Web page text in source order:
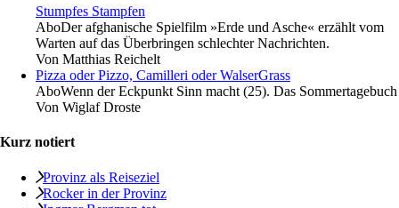
Stumpfes Stampfen
AboDer afghanische Spielfilm »Erde und Asche« erzählt vom
Warten auf das Überbringen schlechter Nachrichten.
Von Matthias Reichelt
Pizza oder Pizzo, Camilleri oder WalserGrass
AboWenn der Eckpunkt Sinn macht (25). Das Sommertagebuch
Von Wiglaf Droste
Kurz notiert
Provinz als Reiseziel
Rocker in der Provinz